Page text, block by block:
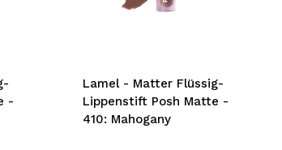
ERSTELLEN
-
Lamel - Matter Flüssig-
Lippenstift Posh Matte -
410: Mahogany